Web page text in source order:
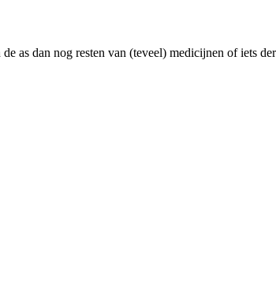
as dan nog resten van (teveel) medicijnen of iets